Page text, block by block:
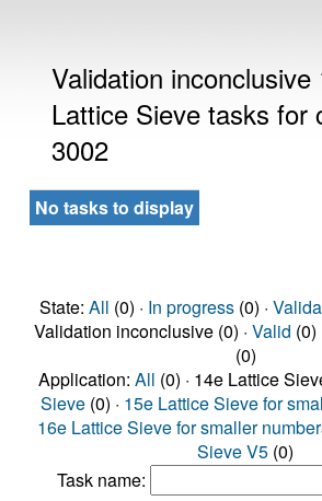
Validation inconclusive
Lattice Sieve tasks for
3002
No tasks to display
State: All (0) · In progress(0) ·
Validation inconclusive (0) · Valid (0)
(0)
Application: All (0) · 14e Lattice
Sieve (0) · 15e Lattice Sieve for
16e Lattice Sieve for smaller
Sieve V5 (0)
Task name: